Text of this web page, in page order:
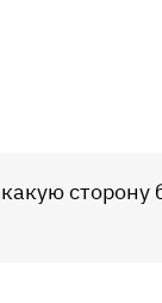
сторону